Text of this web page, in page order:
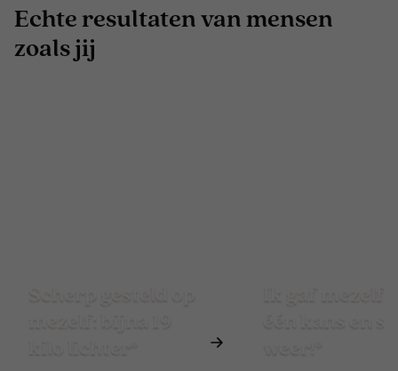
Echte resultaten van mensen
zoals jij